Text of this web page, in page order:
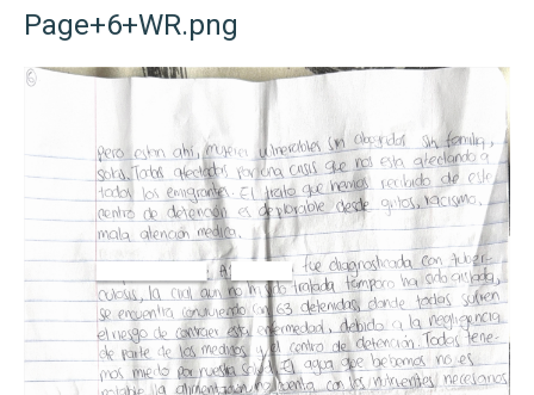
Page+6+WR.png